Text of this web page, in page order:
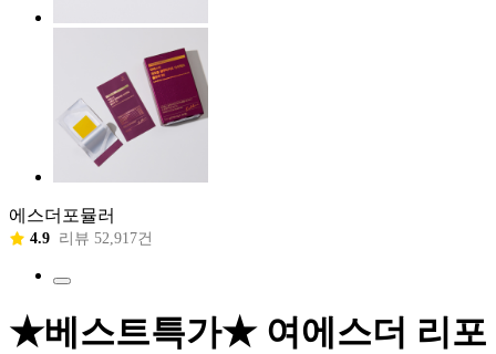
에스더포뮬러
4.9 리뷰 52,917건
★베스트특가★ 여에스더 리포